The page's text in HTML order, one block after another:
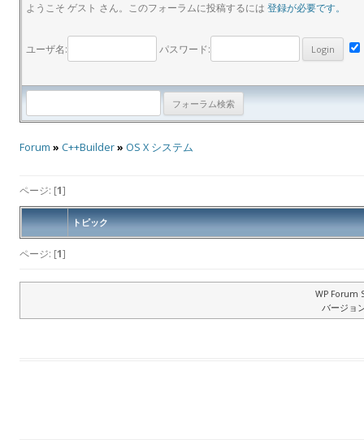
ようこそ ゲスト さん。このフォーラムに投稿するには 登録が必要です。
ユーザ名: パスワード:
Forum » C++Builder» OS X システム
ページ: [1]
トピック
ページ: [1]
WP Forum
バージョ